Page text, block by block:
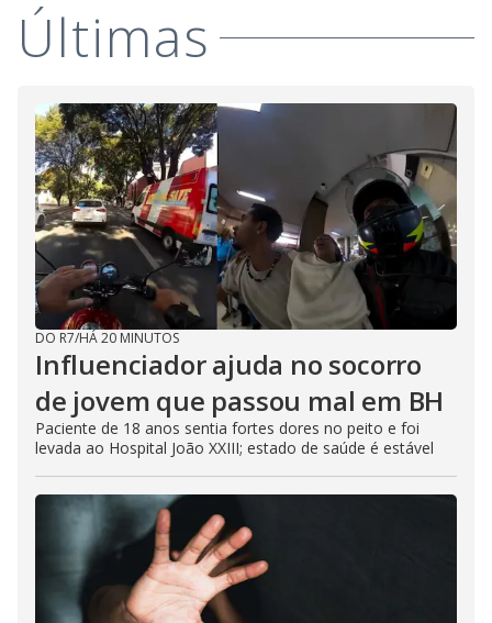
Últimas
DO R7/HÁ 20 MINUTOS
Influenciador ajuda no socorro
de jovem que passou mal em BH
Paciente de 18 anos sentia fortes dores no peito e foi
levada ao Hospital João XXIII; estado de saúde é estável